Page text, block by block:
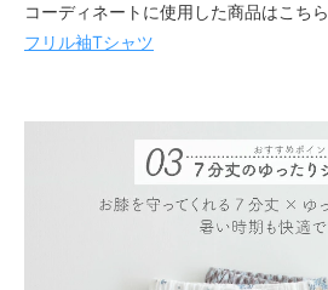
コーディネートに使用した商品はこちら
フリル袖Tシャツ